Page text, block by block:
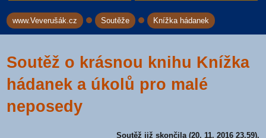
www.Veverušák.cz→ Soutěže→ Knížka hádanek
Soutěž o krásnou knihu Knížka
hádanek a úkolů pro malé
neposedy
Soutěž již skončila (20. 11. 2016 23.59).